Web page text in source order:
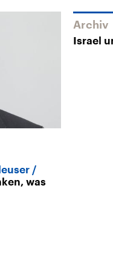
was
Archiv
Israel